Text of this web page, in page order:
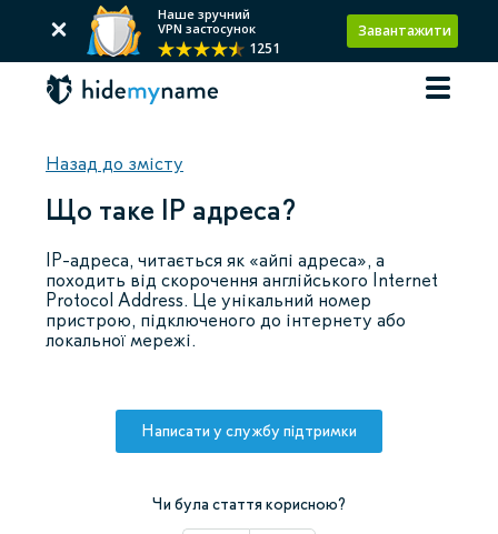
Наше зручний
VPN застосунок
1251
Завантажити
Назад до змісту
Що таке IP адреса?
IP-адреса, читається як «айпі адреса», а
походить від скорочення англійського Internet
Protocol Address. Це унікальний номер
пристрою, підключеного до інтернету або
локальної мережі.
Написати у службу підтримки
Чи була стаття корисною?